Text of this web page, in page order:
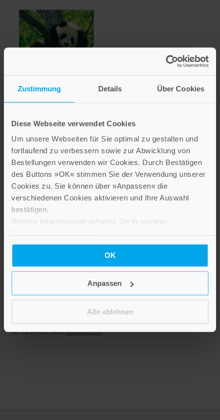
Zustimmung Details Über Cookies
Diese Webseite verwendet Cookies
Um unsere Webseiten für Sie optimal zu gestalten und
fortlaufend zu verbessern sowie zur Abwicklung von
Bestellungen verwenden wir Cookies. Durch Bestätigen
des Buttons »OK« stimmen Sie der Verwendung unserer
Cookies zu. Sie können über »Anpassen« die
verschiedenen Cookies aktivieren und Ihre Auswahl
bestätigen.
Weitere Informationen erhalten Sie in unserer
OK
Anpassen
Alle ablehnen
Kraft
3,70 €
Inkl. 7% MwSt.
Bunter Regenbogen
Ab
Inkl. 19% MwSt.,exkl.Versandkosten